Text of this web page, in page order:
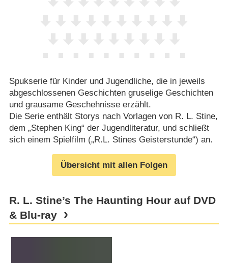
Spukserie für Kinder und Jugendliche, die in jeweils
abgeschlossenen Geschichten gruselige Geschichten
und grausame Geschehnisse erzählt.
Die Serie enthält Storys nach Vorlagen von R. L. Stine,
dem „Stephen King“ der Jugendliteratur, und schließt
sich einem Spielfilm („R.L. Stines Geisterstunde“) an.
Übersicht mit allen Folgen
R. L. Stine’s The Haunting Hour auf DVD
& Blu-ray